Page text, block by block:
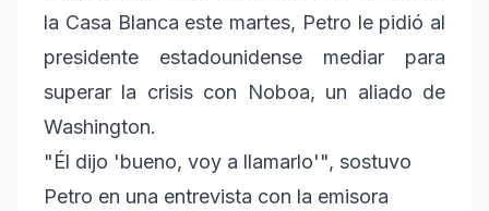
la Casa Blanca este martes, Petro le pidió al
presidente estadounidense mediar para
superar la crisis con Noboa, un aliado de
Washington.
"Él dijo 'bueno, voy a llamarlo'", sostuvo
Petro en una entrevista con la emisora